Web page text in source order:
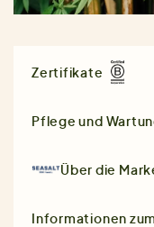
Zertifikate
Pflege und
Über die
Informationen